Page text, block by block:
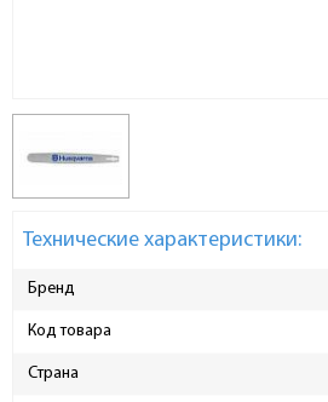
Технические характеристики:
Бренд
Код товара
Страна